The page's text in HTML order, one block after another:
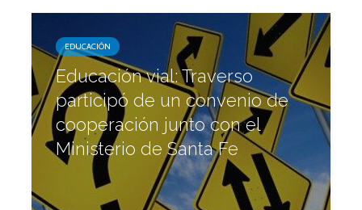
EDUCACIÓN
Educación vial: Traverso
participó de un convenio de
cooperación junto con el
Ministerio de Santa Fe